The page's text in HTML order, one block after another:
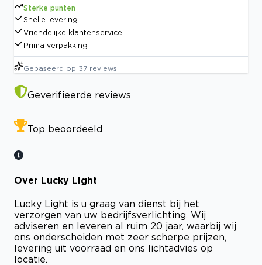
Sterke punten
Snelle levering
Vriendelijke klantenservice
Prima verpakking
Gebaseerd op 37 reviews
Geverifieerde reviews
Top beoordeeld
Over Lucky Light
Lucky Light is u graag van dienst bij het
verzorgen van uw bedrijfsverlichting. Wij
adviseren en leveren al ruim 20 jaar, waarbij wij
ons onderscheiden met zeer scherpe prijzen,
levering uit voorraad en ons lichtadvies op
locatie.